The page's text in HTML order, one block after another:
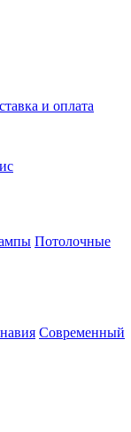
и оплата
Потолочные
Современный